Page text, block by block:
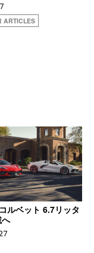
ARTICLES
ルベット 6.7リッタ